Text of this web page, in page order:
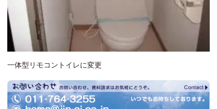
一体型リモコントイレに変更